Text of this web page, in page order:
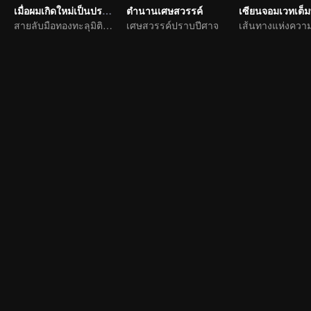
เมื่อผมเกิดใหม่เป็นปรมาจารย์
สายลับมือทองทะลุมิติตะลุยจิ่วฮวง
ตำนานเศษสวรรค์
เศษสวรรค์ปราบปีศาจ